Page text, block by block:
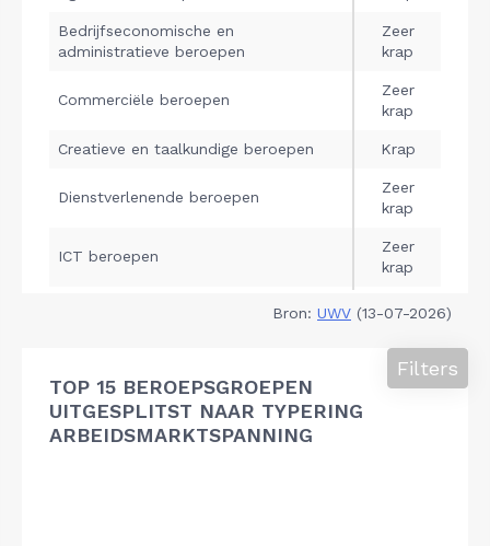
Bron: UWV (13-07-2026)
TOP 15 BEROEPSGROEPEN
UITGESPLITST NAAR TYPERING
ARBEIDSMARKTSPANNING
Filters